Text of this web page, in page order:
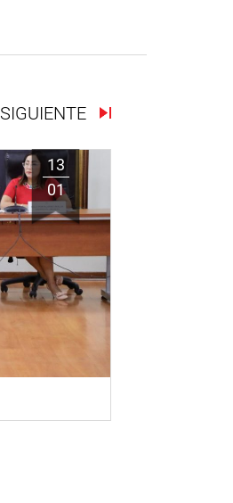
SIGUIENTE
13
01